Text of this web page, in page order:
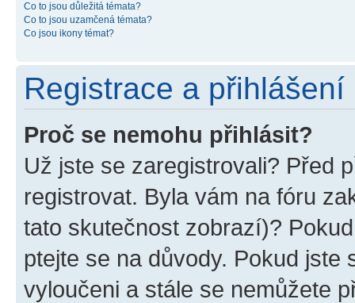
Co to jsou důležitá témata?
Co to jsou uzamčená témata?
Co jsou ikony témat?
Registrace a přihlášení
Proč se nemohu přihlásit?
Už jste se zaregistrovali? Před
registrovat. Byla vám na fóru
tato skutečnost zobrazí)?
ptejte se na důvody. Pokud jste
vyloučeni a stále se nemůžete